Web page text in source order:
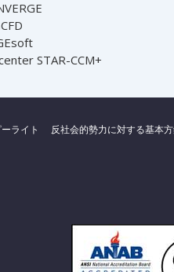
STAR-CCM+
ライト 反社会的勢力に対する基本